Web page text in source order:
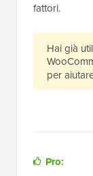
fattori.
Hai già
per
Pro: